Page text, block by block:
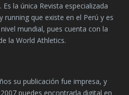
Es la única Revista especializada
running que existe en el Perú y es
mundial, pues cuenta con la
la World Athletics.
su publicación fue impresa, y
puedes encontrarla digital en